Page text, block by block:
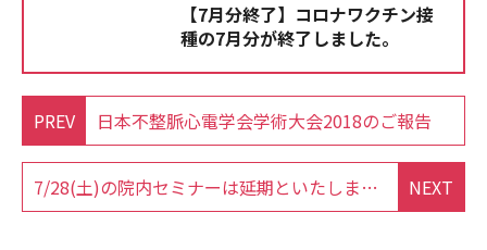
【7月分終了】コロナワクチン接
種の7月分が終了しました。
PREV 日本不整脈心電学会学術大会2018のご報告
NEXT
7/28(土)の院内セミナーは延期といたします。